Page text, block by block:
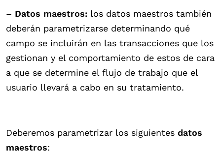
– Datos maestros: los datos maestros también
deberán parametrizarse determinando qué
campo se incluirán en las transacciones que los
gestionan y el comportamiento de estos de cara
a que se determine el flujo de trabajo que el
usuario llevará a cabo en su tratamiento.
Deberemos parametrizar los siguientes datos
maestros: